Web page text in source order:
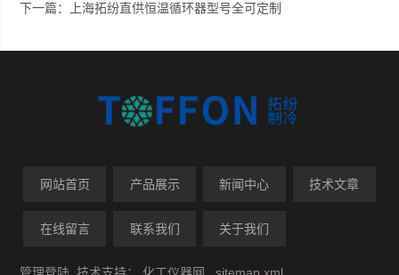
下一篇： 上海拓纷直供恒温循环器型号全可定制
网站首页 产品展示 新闻中心 技术文章
在线留言 联系我们 关于我们